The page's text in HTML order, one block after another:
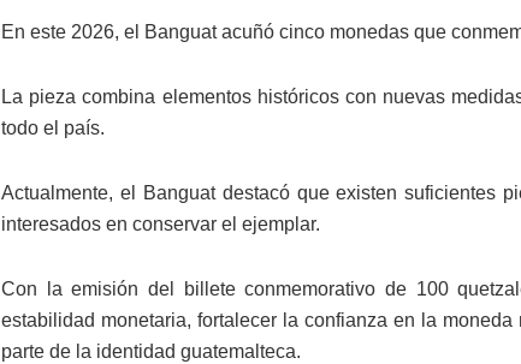
En este 2026, el Banguat acuñó cinco monedas que
La pieza combina elementos históricos con nuevas
todo el país.
Actualmente, el Banguat destacó que existen suficientes
interesados en conservar el ejemplar.
Con la emisión del billete conmemorativo de 100
estabilidad monetaria, fortalecer la confianza en la
parte de la identidad guatemalteca.